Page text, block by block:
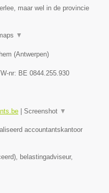
maar wel in de provincie
▼
(Antwerpen)
nr: BE 0844.255.930
| Screenshot ▼
accountantskantoor
belastingadviseur,